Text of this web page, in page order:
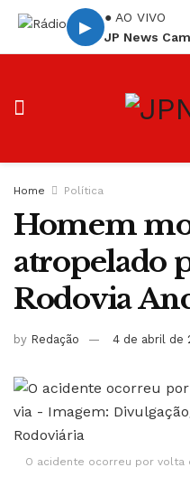
▶
● AO VIVO
JP News
Home Política
Homem
atropelado
Rodovia
by Redação 4 de abril de
O acidente ocorreu por volta